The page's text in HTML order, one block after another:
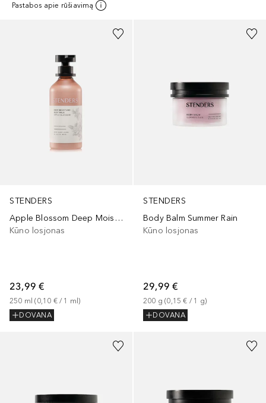
Pastabos apie rūšiavimą
STENDERS
Apple Blossom Deep Moisture Body Milk
Kūno losjonas
23,99 €
250 ml (0,10 € / 1 ml)
DOVANA
STENDERS
Body Balm Summer Rain
Kūno losjonas
29,99 €
200 g (0,15 € / 1 g)
DOVANA